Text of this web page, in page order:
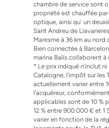
chambre de service sont
propriété est chauffée par
optique, ainsi qu´ un
Sant Andreu de
Maresme à 36 km au
Bien connectée à
marina Balís collaborent
* Le prix indiqué n’inclut
Catalogne, l’impôt sur les
actuellement varier entre
l’acquéreur,
applicables sont de 10 %
12 % entre 900 000 € et
varier en fonction de la